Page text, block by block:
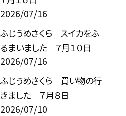
2026/07/16
ふじうめさくら スイカをふ
るまいました ７月１０日
2026/07/16
ふじうめさくら 買い物の行
きました ７月８日
2026/07/10